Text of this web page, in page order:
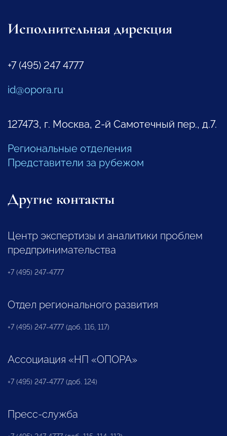
Исполнительная дирекция
+7 (495) 247 4777
id@opora.ru
127473, г. Москва, 2-й Самотечный пер., д.7.
Региональные отделения
Представители за рубежом
Другие контакты
Центр экспертизы и аналитики проблем
предпринимательства
+7 (495) 247-4777
Отдел регионального развития
+7 (495) 247-4777 (доб. 116, 117)
Ассоциация «НП «ОПОРА»
+7 (495) 247-4777 (доб. 124)
Пресс-служба